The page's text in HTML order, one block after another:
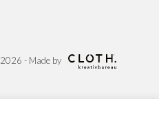
2026 - Made by